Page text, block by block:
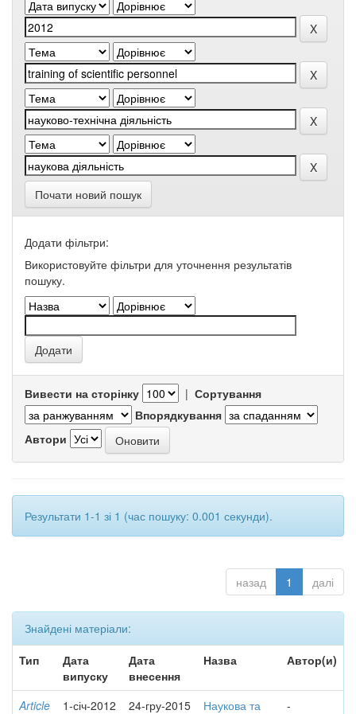
Почати новий пошук
Додати фільтри:
Використовуйте фільтри для уточнення результатів
пошуку.
Вивести на сторінку | Сортування
Впорядкування
Автори
Результати 1-1 зі 1 (час пошуку: 0.001 секунди).
назад 1 далі
Знайдені матеріали:
Тип
Дата
випуску
Дата
внесення
Назва Автор(и)
Article 1-січ-2012 24-гру-2015
Наукова та
-